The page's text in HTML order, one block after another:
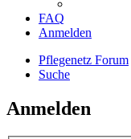
FAQ
Anmelden
Pflegenetz Forum
Suche
Anmelden